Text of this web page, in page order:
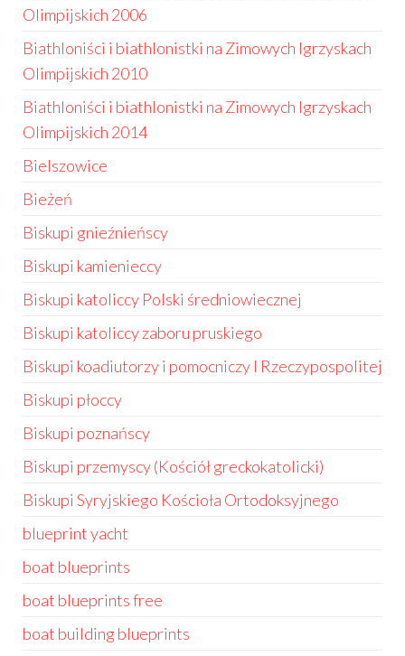
Olimpijskich 2006
Biathloniści i biathlonistki na Zimowych Igrzyskach
Olimpijskich 2010
Biathloniści i biathlonistki na Zimowych Igrzyskach
Olimpijskich 2014
Bielszowice
Bieżeń
Biskupi gnieźnieńscy
Biskupi kamienieccy
Biskupi katoliccy Polski średniowiecznej
Biskupi katoliccy zaboru pruskiego
Biskupi koadiutorzy i pomocniczy I Rzeczypospolitej
Biskupi płoccy
Biskupi poznańscy
Biskupi przemyscy (Kościół greckokatolicki)
Biskupi Syryjskiego Kościoła Ortodoksyjnego
blueprint yacht
boat blueprints
boat blueprints free
boat building blueprints